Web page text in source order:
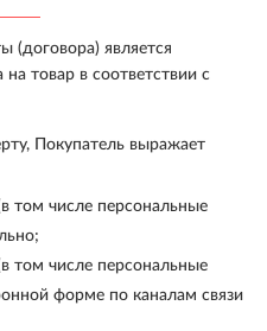
является
товар в соответствии с
Покупатель выражает
том числе персональные
том числе персональные
форме по каналам связи